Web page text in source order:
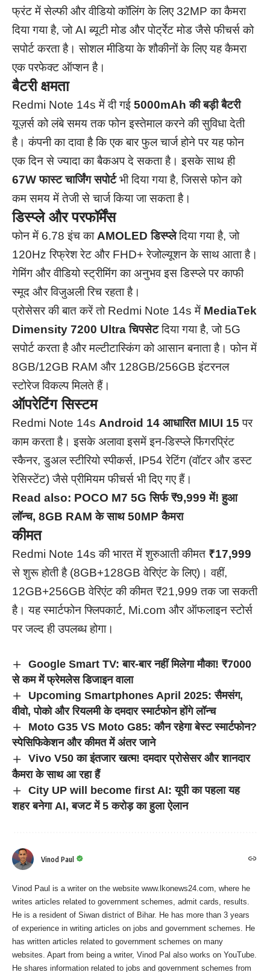
फ्रंट में सेल्फी और वीडियो कॉलिंग के लिए 32MP का कैमरा
दिया गया है, जो AI ब्यूटी मोड और पोर्ट्रेट मोड जैसे फीचर्स को
सपोर्ट करता है। सोशल मीडिया के शौकीनों के लिए यह कैमरा
एक परफेक्ट ऑप्शन है।
बैटरी क्षमता
Redmi Note 14s में दी गई 5000mAh की बड़ी बैटरी
यूज़र्स को लंबे समय तक फोन इस्तेमाल करने की सुविधा देती
है। कंपनी का दावा है कि एक बार फुल चार्ज होने पर यह फोन
एक दिन से ज्यादा का बैकअप दे सकता है। इसके साथ ही
67W फास्ट चार्जिंग सपोर्टभी दिया गया है, जिससे फोन को
कम समय में तेजी से चार्ज किया जा सकता है।
डिस्प्ले और परफॉर्मेंस
फोन में 6.78 इंच का AMOLED डिस्प्लेदिया गया है, जो
120Hz रिफ्रेश रेट और FHD+ रेजोल्यूशन के साथ आता है।
गेमिंग और वीडियो स्ट्रीमिंग का अनुभव इस डिस्प्ले पर काफी
स्मूद और विजुअली रिच रहता है।
प्रोसेसर की बात करें तो Redmi Note 14s में MediaTek
Dimensity 7200 Ultra चिपसेटदिया गया है, जो 5G
सपोर्ट करता है और मल्टीटास्किंग को आसान बनाता है। फोन में
8GB/12GB RAM और 128GB/256GB इंटरनल
स्टोरेज विकल्प मिलते हैं।
ऑपरेटिंग सिस्टम
Redmi Note 14s Android 14 आधारित MIUI 15 पर
काम करता है। इसके अलावा इसमें इन-डिस्प्ले फिंगरप्रिंट
स्कैनर, डुअल स्टीरियो स्पीकर्स, IP54 रेटिंग (वॉटर और डस्ट
रेसिस्टेंट) जैसे प्रीमियम फीचर्स भी दिए गए हैं।
Read also: POCO M7 5G सिर्फ ₹9,999 में! हुआ
लॉन्च, 8GB RAM के साथ 50MP कैमरा
कीमत
Redmi Note 14s की भारत में शुरुआती कीमत ₹17,999
से शुरू होती है (8GB+128GB वेरिएंट के लिए)। वहीं,
12GB+256GB वेरिएंट की कीमत ₹21,999 तक जा सकती
है। यह स्मार्टफोन फ्लिपकार्ट, Mi.com और ऑफलाइन स्टोर्स
पर जल्द ही उपलब्ध होगा।
Google Smart TV: बार-बार नहीं मिलेगा मौका! ₹7000
से कम में फ्रेमलेस डिजाइन वाला
Upcoming Smartphones April 2025: सैमसंग,
वीवो, पोको और रियलमी के दमदार स्मार्टफोन होंगे लॉन्च
Moto G35 VS Moto G85: कौन रहेगा बेस्ट स्मार्टफोन?
स्पेसिफिकेशन और कीमत में अंतर जाने
Vivo V50 का इंतजार खत्म! दमदार प्रोसेसर और शानदार
कैमरा के साथ आ रहा हैं
City UP will become first AI: यूपी का पहला यह
शहर बनेगा AI, बजट में 5 करोड़ का हुला ऐलान
Vinod Paul
Vinod Paul is a writer on the website www.lkonews24.com, where he
writes articles related to government schemes, admit cards, results.
He is a resident of Siwan district of Bihar. He has more than 3 years
of experience in writing articles on jobs and government schemes. He
has written articles related to government schemes on many
websites. Apart from being a writer, Vinod Pal also works on YouTube.
He shares information related to jobs and government schemes from